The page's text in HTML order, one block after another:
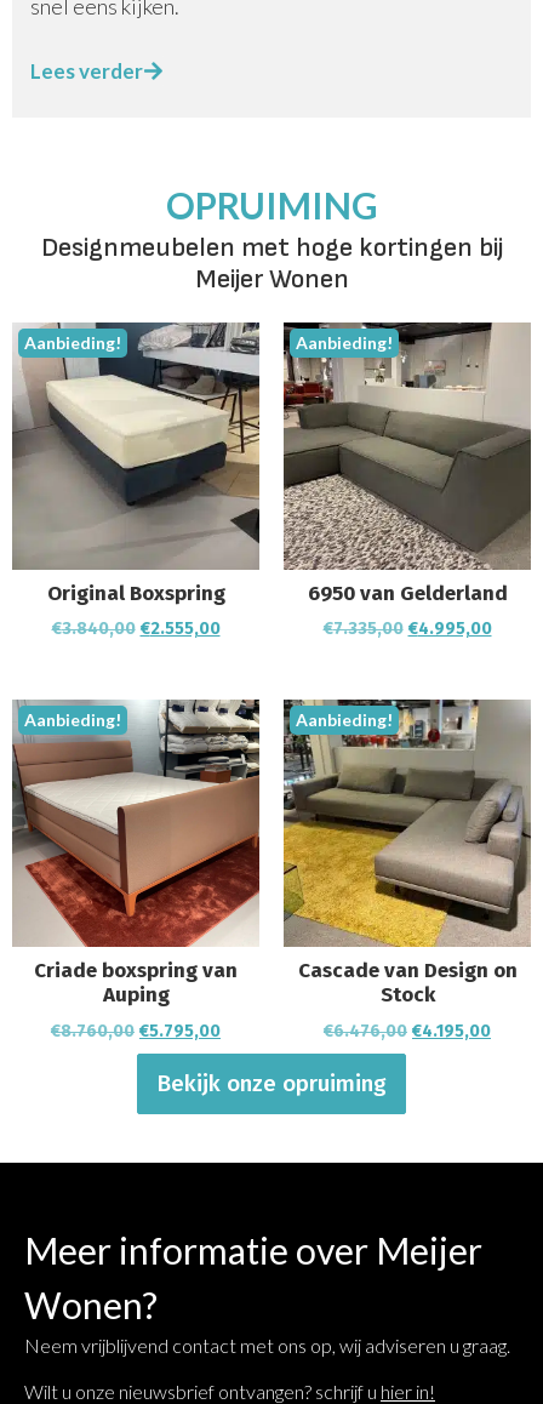
snel eens kijken.
Lees verder
OPRUIMING
Designmeubelen met hoge kortingen bij
Meijer Wonen
Aanbieding!
Original Boxspring
€3.840,00 €2.555,00
Aanbieding!
6950 van Gelderland
€7.335,00 €4.995,00
Aanbieding!
Criade boxspring van
Auping
€8.760,00 €5.795,00
Aanbieding!
Cascade van Design on
Stock
€6.476,00 €4.195,00
Bekijk onze opruiming
Meer informatie over Meijer
Wonen?
Neem vrijblijvend contact met ons op, wij adviseren u graag.
Wilt u onze nieuwsbrief ontvangen? schrijf u hier in!